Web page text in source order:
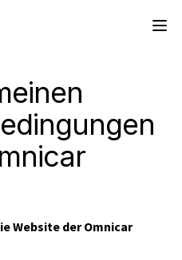
Website der Omnicar